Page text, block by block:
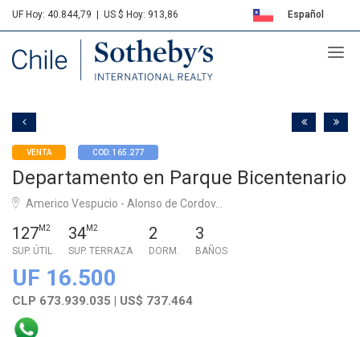
UF Hoy: 40.844,79 US $ Hoy: 913,86 Español
Sotheby's
VENTA COD: 165.277
Departamento en Parque Bicentenario
Americo Vespucio - Alonso de Cordov...
127M2
SUP. ÚTIL
34M2
SUP. TERRAZA
2
DORM.
3
BAÑOS
UF 16.500
CLP 673.939.035 | US$ 737.464